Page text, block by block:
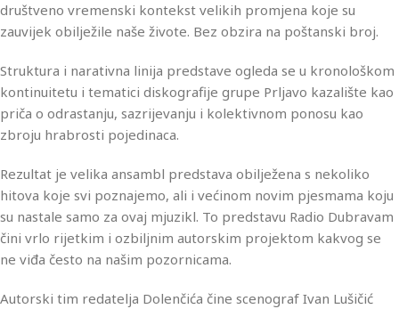
društveno vremenski kontekst velikih promjena koje su
zauvijek obilježile naše živote. Bez obzira na poštanski broj.
Struktura i narativna linija predstave ogleda se u kronološkom
kontinuitetu i tematici diskografije grupe Prljavo kazalište kao
priča o odrastanju, sazrijevanju i kolektivnom ponosu kao
zbroju hrabrosti pojedinaca.
Rezultat je velika ansambl predstava obilježena s nekoliko
hitova koje svi poznajemo, ali i većinom novim pjesmama koju
su nastale samo za ovaj mjuzikl. To predstavu Radio Dubravam
čini vrlo rijetkim i ozbiljnim autorskim projektom kakvog se
ne viđa često na našim pozornicama.
Autorski tim redatelja Dolenčića čine scenograf Ivan Lušičić